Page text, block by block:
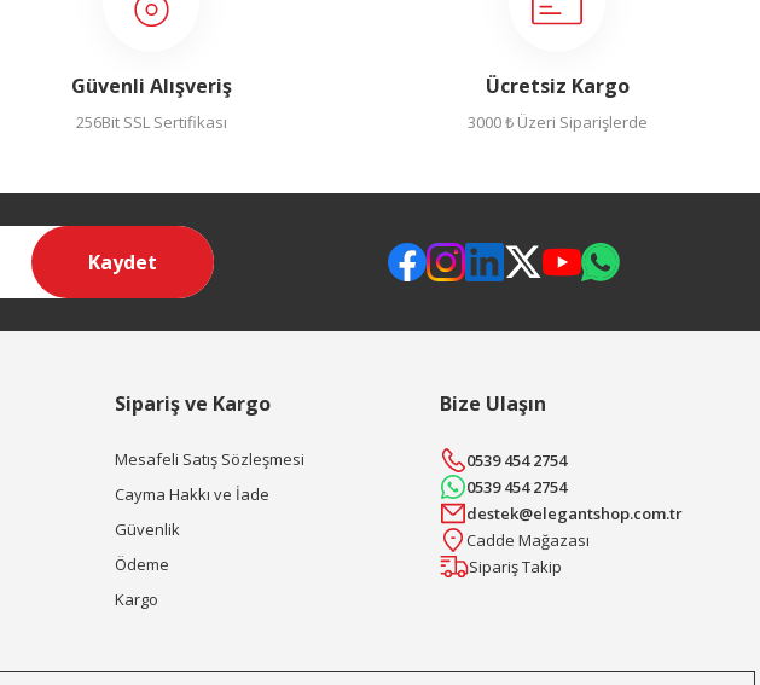
Güvenli Alışveriş
256Bit SSL Sertifikası
Ücretsiz Kargo
3000 ₺ Üzeri Siparişlerde
Kaydet
Sipariş ve Kargo
Mesafeli Satış Sözleşmesi
Cayma Hakkı ve İade
Güvenlik
Ödeme
Kargo
Bize Ulaşın
0539 454 2754
0539 454 2754
destek@elegantshop.com.tr
Cadde Mağazası
Sipariş Takip